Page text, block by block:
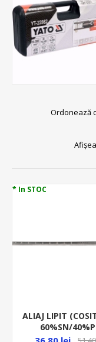
Ordonează
* In STOC
ALIAJ LIPIT
60%SN/
SN60PB40/